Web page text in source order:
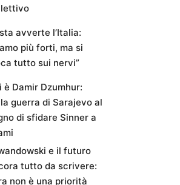
avverte l’Italia:
più forti, ma si
tutto sui nervi”
è Damir Dzumhur:
guerra di Sarajevo al
di sfidare Sinner a
e il futuro
tutto da scrivere:
non è una priorità